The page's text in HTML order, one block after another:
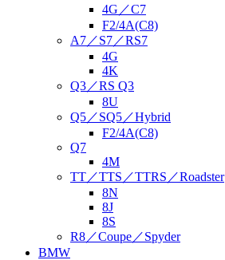
4G／C7
F2/4A(C8)
A7／S7／RS7
4G
4K
Q3／RS Q3
8U
Q5／SQ5／Hybrid
F2/4A(C8)
Q7
4M
TT／TTS／TTRS／Roadster
8N
8J
8S
R8／Coupe／Spyder
BMW